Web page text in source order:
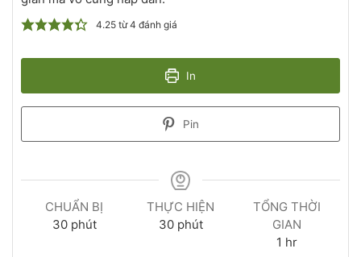
4.25từ4 đánh giá
In
Pin
CHUẨN BỊ
30 phút
THỰC HIỆN
30 phút
TỔNG THỜI
GIAN
1 hr